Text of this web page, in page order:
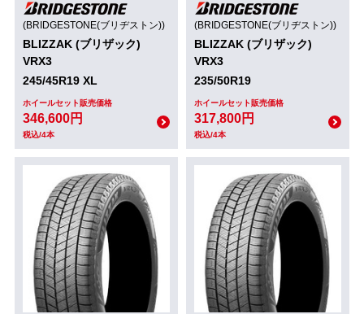
(BRIDGESTONE(ブリヂストン))
BLIZZAK (ブリザック)
VRX3
245/45R19 XL
ホイールセット販売価格
346,600円
税込/4本
(BRIDGESTONE(ブリヂストン))
BLIZZAK (ブリザック)
VRX3
235/50R19
ホイールセット販売価格
317,800円
税込/4本